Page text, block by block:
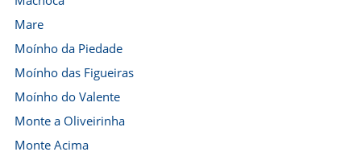
Mare
Moínho da Piedade
Moínho das Figueiras
Moínho do Valente
Monte a Oliveirinha
Monte Acima